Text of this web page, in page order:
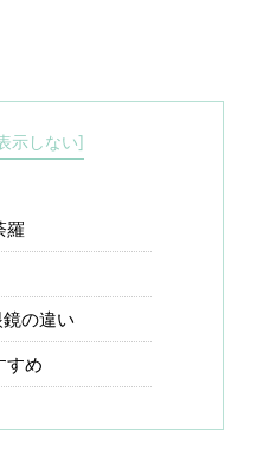
示しない]
羅
の違い
すめ